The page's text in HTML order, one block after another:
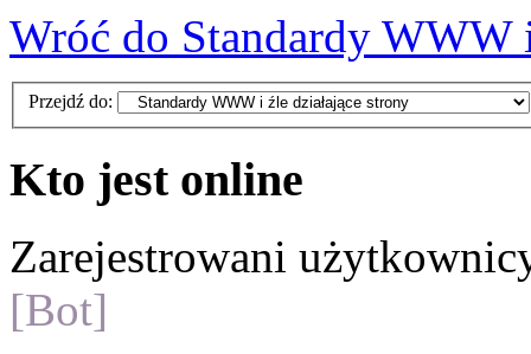
Wróć do Standardy WWW
Przejdź do:
Kto jest online
Zarejestrowani
[Bot]